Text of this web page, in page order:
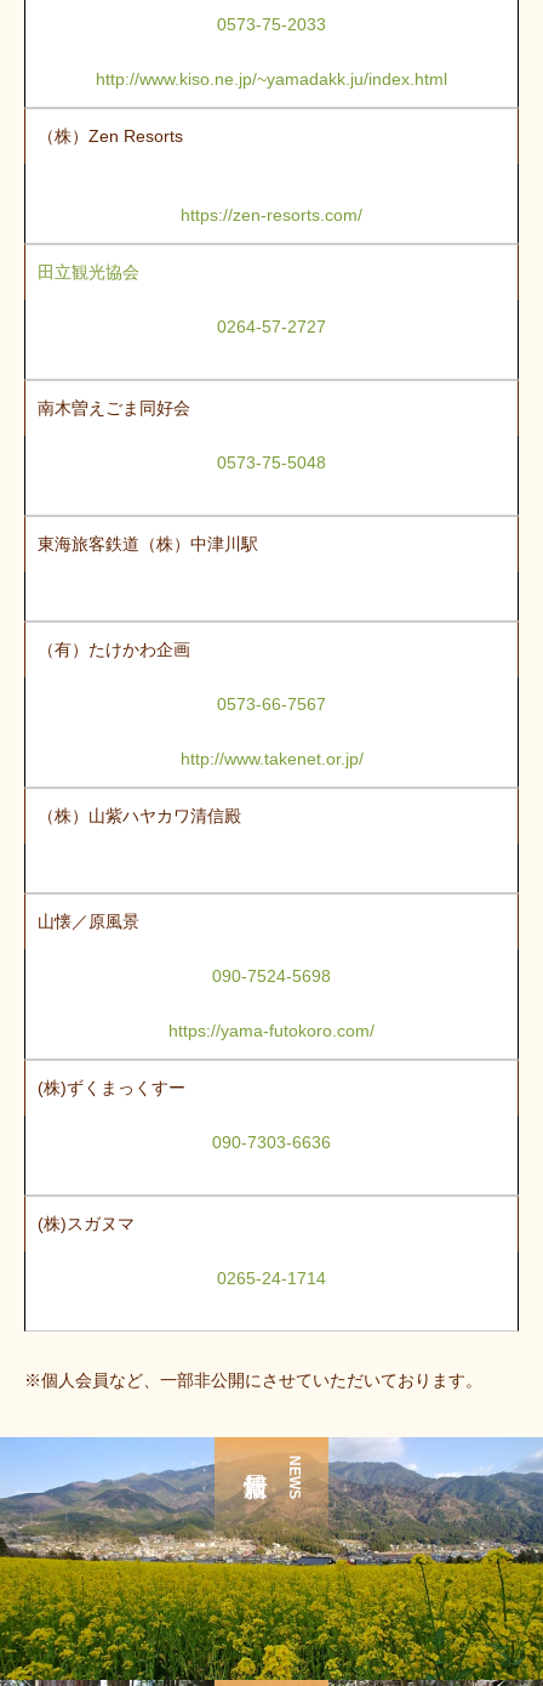
0573-75-2033
http://www.kiso.ne.jp/~yamadakk.ju/index.html
（株）Zen Resorts
https://zen-resorts.com/
田立観光協会
0264-57-2727
南木曽えごま同好会
0573-75-5048
東海旅客鉄道（株）中津川駅
（有）たけかわ企画
0573-66-7567
http://www.takenet.or.jp/
（株）山紫ハヤカワ清信殿
山懐／原風景
090-7524-5698
https://yama-futokoro.com/
(株)ずくまっくすー
090-7303-6636
(株)スガヌマ
0265-24-1714
※個人会員など、一部非公開にさせていただいております。
NEWS